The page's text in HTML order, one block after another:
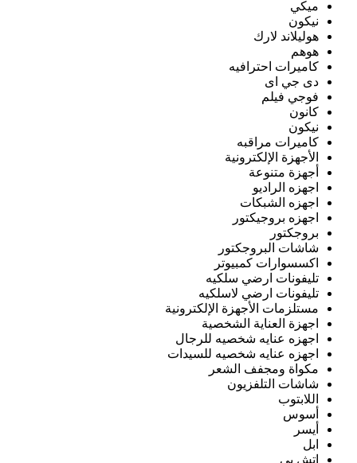
ميكي
نيكون
هوليلاند لارك
هوهم
كاميرات احترافيه
دى جي اى
فوجي فيلم
كانون
نيكون
كاميرات مراقبه
الأجهزة الإلكترونية
أجهزة متنوعة
اجهزه الراديو
اجهزه الشبكات
اجهزه بروجيكتور
بروجكتور
شاشات البروجكتور
اكسسوارات كمبيوتر
تليفونات ارضي سلكيه
تليفونات ارضي لاسلكيه
مستلزمات الأجهزة الإلكترونية
اجهزة العناية الشخصية
اجهزه عنايه شخصيه للرجال
اجهزه عنايه شخصيه للسيدات
مكواة ومجفف الشعر
شاشات التلفزيون
اللابتوب
أسوس
أيسر
ابل
اتش بي